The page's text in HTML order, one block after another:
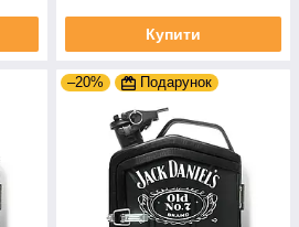
Купити
–20% Подарунок